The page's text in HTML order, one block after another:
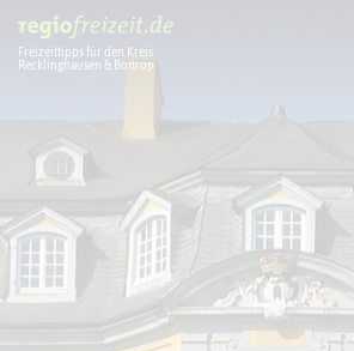
Freizeittipps für den Kreis
Recklinghausen & Bottrop
Ausflugstipps
Sport + Bewegung
Aktuelles
Freizeitregion